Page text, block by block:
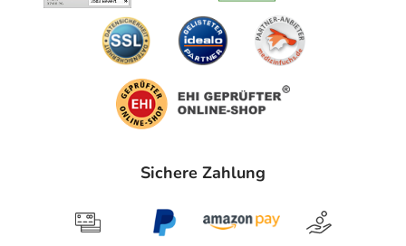
bestimmte Bakterien (Meningokokken)
- Knochenmarksentzündung (Osteomyelitis)
- Bakterieninfektion der Knochen und Gelenke
- Maligne Otitis externa (Gehörgangsentzündung mit
Beteiligung der umliegenden Knochen und Nerven)
- Bakterieninfektionen der Haut und des Gewebe
- Shigellen-Ruhr (durch bestimmte Bakterien
ausgelöste Durchfallerkrankung)
- Reisedurchfälle
Sichere Zahlung